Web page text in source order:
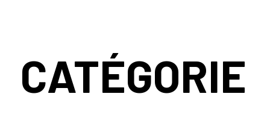
CATÉGORIE